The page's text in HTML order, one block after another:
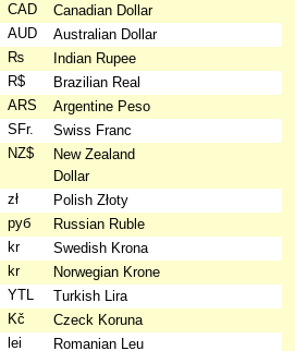
CAD
Canadian Dollar
AUD
Australian Dollar
₨
Indian Rupee
R$
Brazilian Real
ARS
Argentine Peso
SFr.
Swiss Franc
NZ$
New Zealand
Dollar
zł
Polish Złoty
руб
Russian Ruble
kr
Swedish Krona
kr
Norwegian Krone
YTL
Turkish Lira
Kč
Czeck Koruna
lei
Romanian Leu